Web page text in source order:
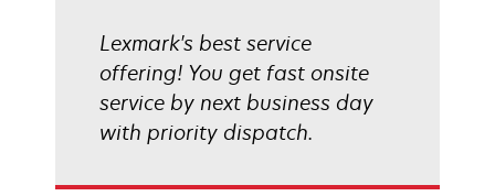
Lexmark's best service
offering! You get fast onsite
service by next business day
with priority dispatch.